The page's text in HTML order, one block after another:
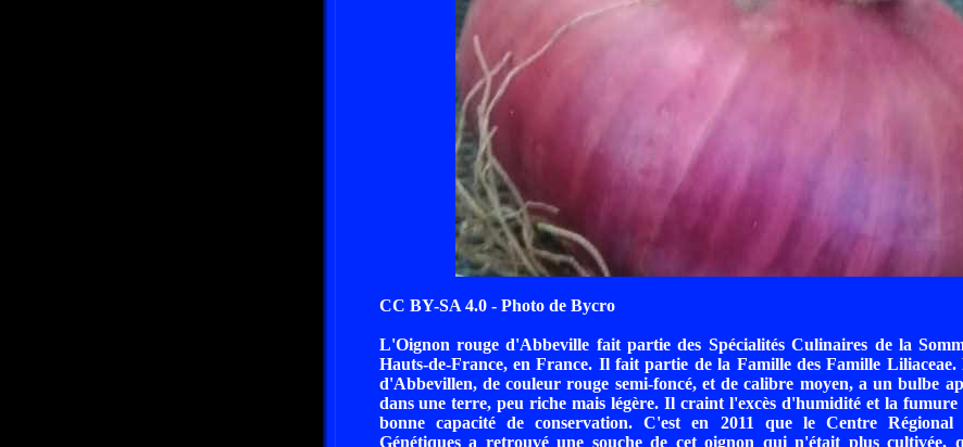
CC BY-SA 4.0 - Photo de Bycro
L'Oignon rouge d'Abbeville fait partie des Spécialités Culinaires de la
Hauts-de-France, en France. Il fait partie de la Famille des Famille
d'Abbevillen, de couleur rouge semi-foncé, et de calibre moyen, a un bulbe
dans une terre, peu riche mais légère. Il craint l'excès d'humidité et la
bonne capacité de conservation. C'est en 2011 que le Centre Régional
Génétiques a retrouvé une souche de cet oignon qui n'était plus cultivée,